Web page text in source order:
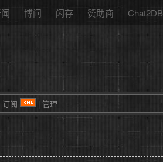
博问 闪存 赞助商 Chat2DB
订阅 | 管理